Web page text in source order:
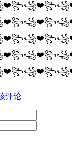
评论